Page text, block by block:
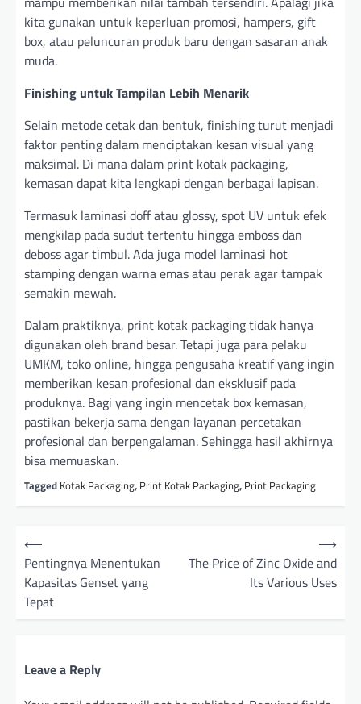
kita gunakan untuk keperluan promosi, hampers, gift
box, atau peluncuran produk baru dengan sasaran anak
muda.
Finishing untuk Tampilan Lebih Menarik
Selain metode cetak dan bentuk, finishing turut menjadi
faktor penting dalam menciptakan kesan visual yang
maksimal. Di mana dalam print kotak packaging,
kemasan dapat kita lengkapi dengan berbagai lapisan.
Termasuk laminasi doff atau glossy, spot UV untuk efek
mengkilap pada sudut tertentu hingga emboss dan
deboss agar timbul. Ada juga model laminasi hot
stamping dengan warna emas atau perak agar tampak
semakin mewah.
Dalam praktiknya, print kotak packaging tidak hanya
digunakan oleh brand besar. Tetapi juga para pelaku
UMKM, toko online, hingga pengusaha kreatif yang ingin
memberikan kesan profesional dan eksklusif pada
produknya. Bagi yang ingin mencetak box kemasan,
pastikan bekerja sama dengan layanan percetakan
profesional dan berpengalaman. Sehingga hasil akhirnya
bisa memuaskan.
Tagged Kotak Packaging, Print Kotak Packaging, Print Packaging
⟵
Pentingnya Menentukan
Kapasitas Genset yang
Tepat
The Price of Zinc Oxide and
Its Various Uses
⟶
Leave a Reply